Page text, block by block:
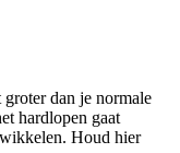
dan je normale
hardlopen gaat
Houd hier